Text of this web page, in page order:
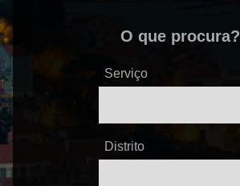
O que procura?
Serviço
Distrito